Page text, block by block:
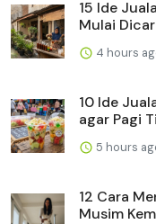
15 Ide
Mulai
4 hours
10 Ide
agar Pagi
5 hours
12 Cara
Musim